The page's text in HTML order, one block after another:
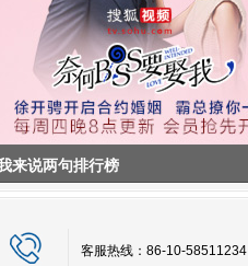
来说两句排行榜
客服热线：86-10-58511234